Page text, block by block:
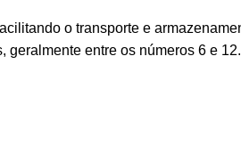
o transporte e
geralmente entre os números 6 e 12.